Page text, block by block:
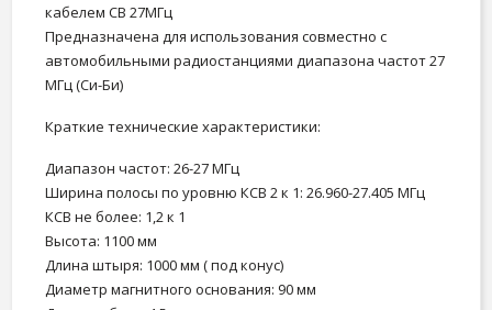
кабелем СВ 27МГц
Предназначена для использования совместно с
автомобильными радиостанциями диапазона частот 27
МГц (Си-Би)
Краткие технические характеристики:
Диапазон частот: 26-27 МГц
Ширина полосы по уровню КСВ 2 к 1: 26.960-27.405 МГц
КСВ не более: 1,2 к 1
Высота: 1100 мм
Длина штыря: 1000 мм ( под конус)
Диаметр магнитного основания: 90 мм